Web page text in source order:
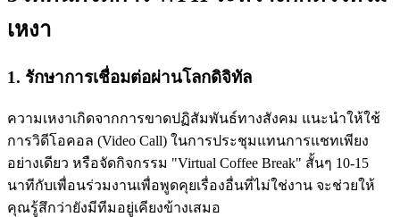
เหงา
1. รักษาการเชื่อมต่อผ่านโลกดิจิทัล
ความเหงาเกิดจากการขาดปฏิสัมพันธ์ทางสังคม แนะนำให้ใช้
การวิดีโอคอล (Video Call) ในการประชุมแทนการแชทเพียง
อย่างเดียว หรือจัดกิจกรรม "Virtual Coffee Break" สั้นๆ 10-15
นาทีกับเพื่อนร่วมงานเพื่อพูดคุยเรื่องอื่นที่ไม่ใช่งาน จะช่วยให้
คุณรู้สึกว่ายังมีทีมอยู่เคียงข้างเสมอ